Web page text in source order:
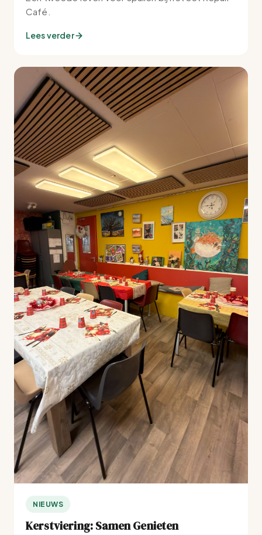
Café.
Lees verder
NIEUWS
Kerstviering: Samen Genieten